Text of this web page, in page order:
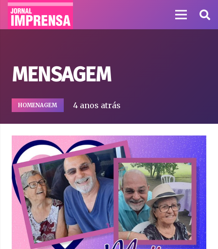
MENSAGEM
HOMENAGEM 4 anos atrás